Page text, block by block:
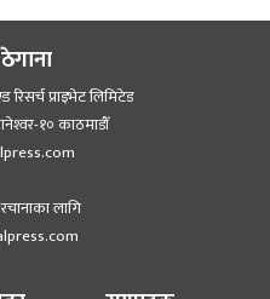
रिसर्च प्राइभेट लिमिटेड
१० काठमाडौँ
लागि